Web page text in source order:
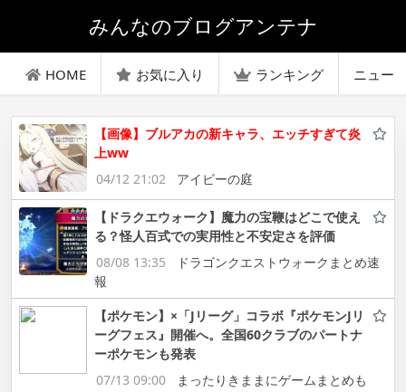
みんなのブログアンテナ
HOME お気に入り ランキング ニュー
【画像】ブルアカの新キャラ、エッチすぎて炎
上ww
04/12 21:02
アイビーの庭
【ドラクエウォーク】魔力の宝鞭はどこで使え
る？怪人百式での実用性と不安定さを評価
08/08 13:35
ドラゴンクエストウォークまとめ速
報
【ポケモン】×「Jリーグ」コラボ『ポケモンJリ
ーグフェス』開催へ。全国60クラブのパートナ
ーポケモンも発表
07/13 09:00
まったりきままにゲームまとめも